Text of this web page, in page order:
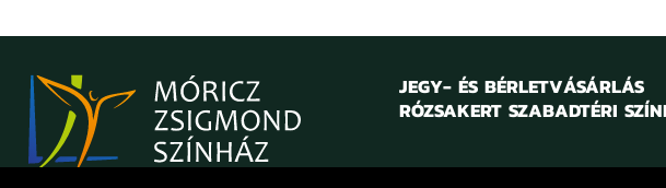
JEGY- ÉS BÉRLETVÁSÁRLÁS
RÓZSAKERT SZABADTÉRI